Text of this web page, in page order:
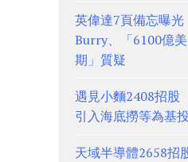
英偉達7頁備忘曝
Burry、「6100億
期」質疑
遇見小麵2408招股
引入海底撈等為基投
天域半導體2658招